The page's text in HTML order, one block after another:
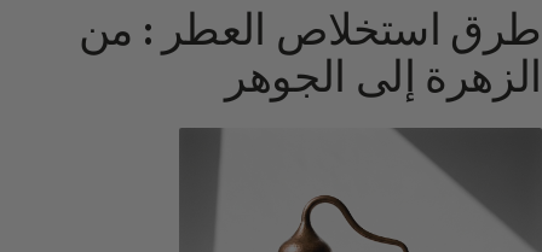
طرق استخلاص العطر : من
الزهرة إلى الجوهر